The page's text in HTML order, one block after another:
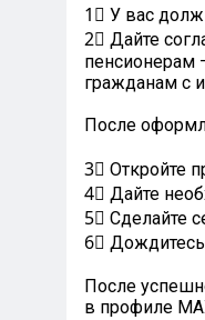
1⃣ У вас
2⃣ Дайте
пенсионерам
гражданам с
После
3⃣ Откройте
4⃣ Дайте
5⃣ Сделайте
6⃣
После
в профиле